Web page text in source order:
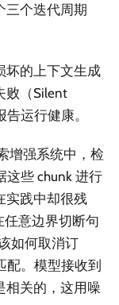
三个迭代周期
坏的上下文生成
败（Silent
运行健康。
增强系统中，检
这些 chunk 进行
实践中却很残
意边界切断句
如何取消订
配。模型接收到
相关的，这用噪